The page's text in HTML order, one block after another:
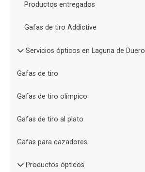
Productos entregados
Gafas de tiro Addictive
Servicios ópticos en Laguna de Duero
Gafas de tiro
Gafas de tiro olímpico
Gafas de tiro al plato
Gafas para cazadores
Productos ópticos